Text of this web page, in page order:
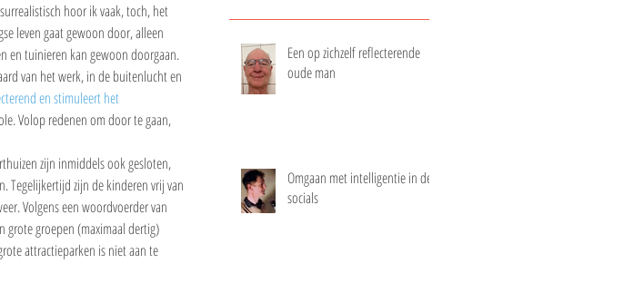
hoor ik vaak, toch, het
leven gaat gewoon door, alleen
en tuinieren kan gewoon doorgaan.
van het werk, in de buitenlucht en
en stimuleert het
Volop redenen om door te gaan,
zijn inmiddels ook gesloten,
Tegelijkertijd zijn de kinderen vrij van
Volgens een woordvoerder van
grote groepen (maximaal dertig)
attractieparken is niet aan te
Een op zichzelf reflecterende
oude man
Omgaan met intelligentie in de
socials